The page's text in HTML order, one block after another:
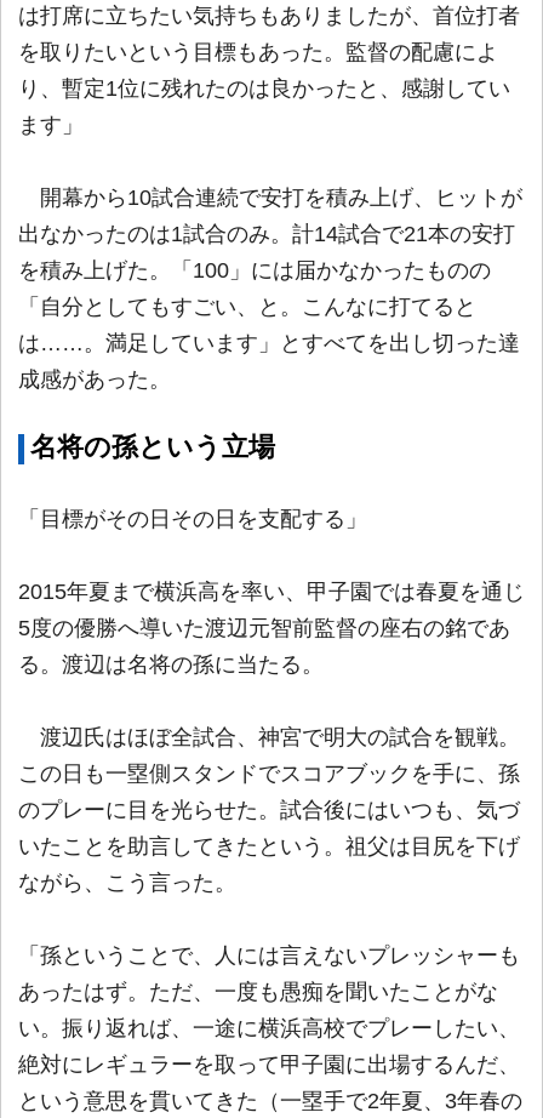
は打席に立ちたい気持ちもありましたが、首位打者
を取りたいという目標もあった。監督の配慮によ
り、暫定1位に残れたのは良かったと、感謝してい
ます」
開幕から10試合連続で安打を積み上げ、ヒットが
出なかったのは1試合のみ。計14試合で21本の安打
を積み上げた。「100」には届かなかったものの
「自分としてもすごい、と。こんなに打てると
は……。満足しています」とすべてを出し切った達
成感があった。
名将の孫という立場
「目標がその日その日を支配する」
2015年夏まで横浜高を率い、甲子園では春夏を通じ
5度の優勝へ導いた渡辺元智前監督の座右の銘であ
る。渡辺は名将の孫に当たる。
渡辺氏はほぼ全試合、神宮で明大の試合を観戦。
この日も一塁側スタンドでスコアブックを手に、孫
のプレーに目を光らせた。試合後にはいつも、気づ
いたことを助言してきたという。祖父は目尻を下げ
ながら、こう言った。
「孫ということで、人には言えないプレッシャーも
あったはず。ただ、一度も愚痴を聞いたことがな
い。振り返れば、一途に横浜高校でプレーしたい、
絶対にレギュラーを取って甲子園に出場するんだ、
という意思を貫いてきた（一塁手で2年夏、3年春の